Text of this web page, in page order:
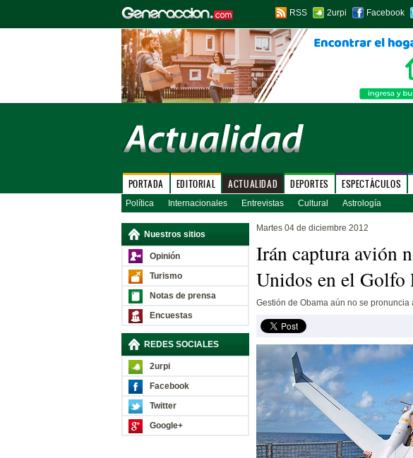
RSS 2urpi Facebook
PORTADA EDITORIAL ACTUALIDAD DEPORTES ESPECTÁCULOS
Política Internacionales Entrevistas Cultural Astrología
Nuestros sitios
Opinión
Turismo
Notas de prensa
Encuestas
REDES SOCIALES
2urpi
Facebook
Twitter
Google+
Martes 04 de diciembre 2012
Irán captura avión
Unidos en el Golfo
Gestión de Obama aún no se pronuncia